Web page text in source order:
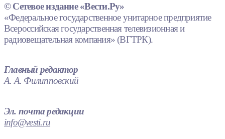
© Сетевое издание «Вести.Ру»
«Федеральное государственное унитарное предприятие
Всероссийская государственная телевизионная и
радиовещательная компания» (ВГТРК).
Главный редактор
А. А. Филипповский
Эл. почта редакции
info@vesti.ru